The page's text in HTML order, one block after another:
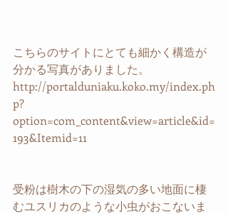
こちらのサイトにとても細かく構造が
分かる写真がありました。
http://portalduniaku.koko.my/index.ph
p?
option=com_content&view=article&id=
193&Itemid=11
受粉は樹木の下の湿気の多い地面に棲
むユスリカのような小虫がおこないま